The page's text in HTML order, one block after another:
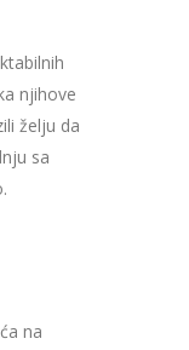
njihove
želju da
sa
na